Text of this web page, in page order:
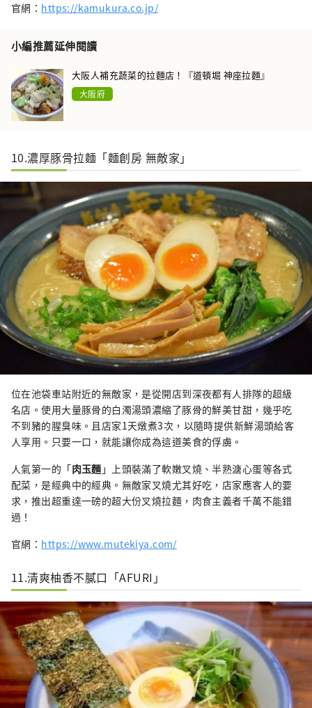
官網： https://kamukura.co.jp/
小編推薦延伸閱讀
大阪人補充蔬菜的拉麵店！『道頓堀 神座拉麵』
大阪府
10.濃厚豚骨拉麵「麵創房 無敵家」
位在池袋車站附近的無敵家，是從開店到深夜都有人排隊的超級
名店。使用大量豚骨的白濁湯頭濃縮了豚骨的鮮美甘甜，幾乎吃
不到豬的腥臭味。且店家1天燉煮3次，以隨時提供新鮮湯頭給客
人享用。只要一口，就能讓你成為這道美食的俘虜。
人氣第一的「肉玉麵 」上頭裝滿了軟嫩叉燒、半熟溏心蛋等各式
配菜，是經典中的經典。無敵家叉燒尤其好吃，店家應客人的要
求，推出超重達一磅的超大份叉燒拉麵，肉食主義者千萬不能錯
過！
官網： https://www.mutekiya.com/
11.清爽柚香不膩口「AFURI」